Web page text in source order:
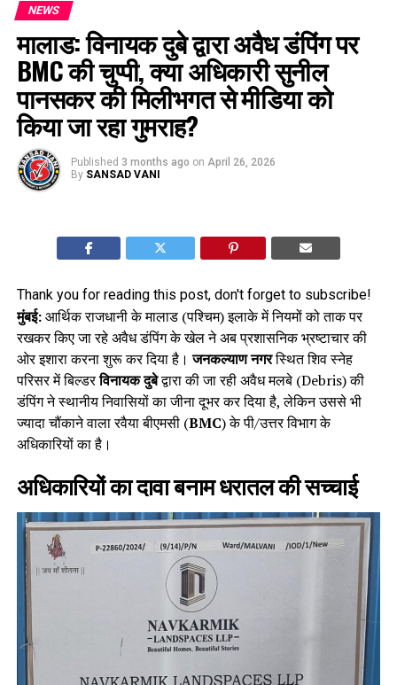
NEWS
मालाड: विनायक दुबे द्वारा अवैध डंपिंग पर
BMC की चुप्पी, क्या अधिकारी सुनील
पानसकर की मिलीभगत से मीडिया को
किया जा रहा गुमराह?
Published 3 months ago on April 26, 2026
By SANSAD VANI
Thank you for reading this post, don't forget to subscribe!
मुंबई:आर्थिक राजधानी के मालाड (पश्चिम) इलाके में नियमों को ताक पर
रखकर किए जा रहे अवैध डंपिंग के खेल ने अब प्रशासनिक भ्रष्टाचार की
ओर इशारा करना शुरू कर दिया है।जनकल्याण नगरस्थित शिव स्नेह
परिसर में बिल्डरविनायक दुबेद्वारा की जा रही अवैध मलबे (Debris) की
डंपिंग ने स्थानीय निवासियों का जीना दूभर कर दिया है, लेकिन उससे भी
ज्यादा चौंकाने वाला रवैया बीएमसी (BMC) के पी/उत्तर विभाग के
अधिकारियों का है।
अधिकारियों का दावा बनाम धरातल की सच्चाई